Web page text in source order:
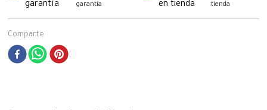
garantía
tienda
Comparte